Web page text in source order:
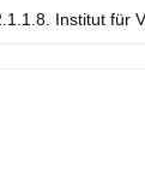
Institut für